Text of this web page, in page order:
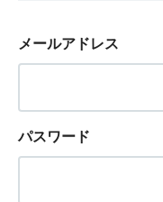
メールアドレス
パスワード